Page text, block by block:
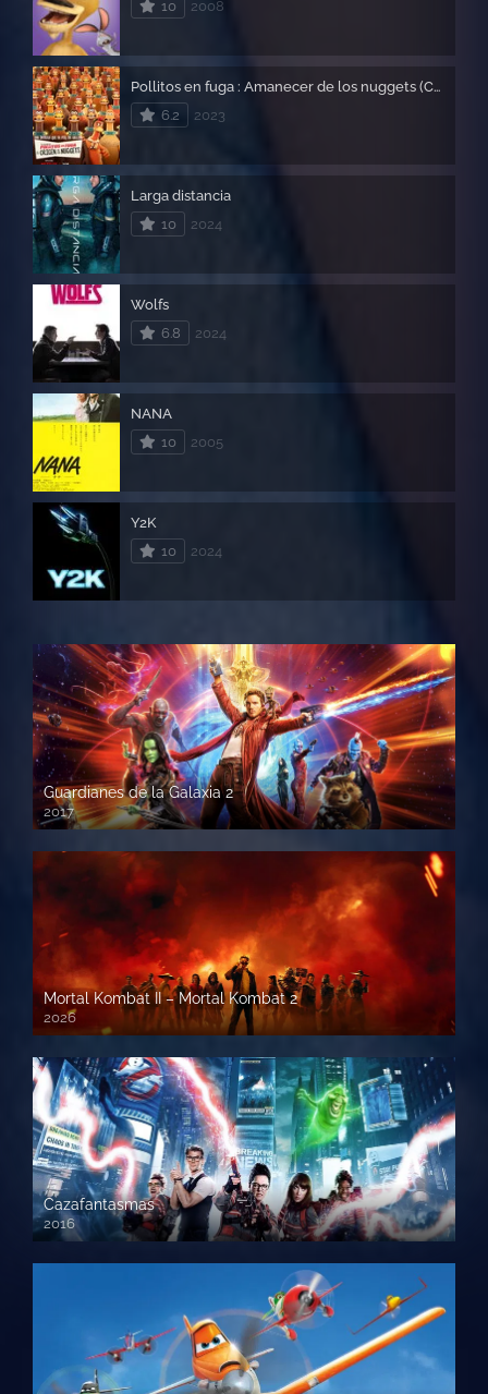
10
2008
Pollitos en fuga : Amanecer de los nuggets (Chicken run)
6.2
2023
Larga distancia
10
2024
Wolfs
6.8
2024
NANA
10
2005
Y2K
10
2024
Guardianes de la Galaxia 2
2017
720p HD
Mortal Kombat II – Mortal Kombat 2
2026
1080p HD
Cazafantasmas
2016
720p HD